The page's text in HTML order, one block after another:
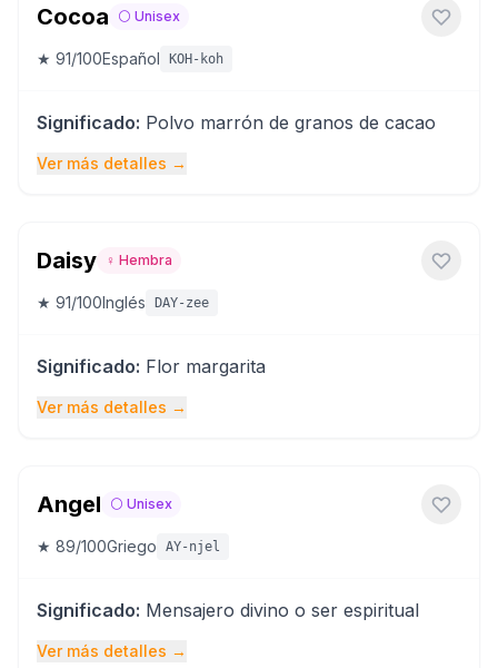
Cocoa ⚪ Unisex
★ 91/100Español KOH-koh
Significado: Polvo marrón de granos de cacao
Ver más detalles →
Daisy ♀️ Hembra
★ 91/100Inglés DAY-zee
Significado: Flor margarita
Ver más detalles →
Angel ⚪ Unisex
★ 89/100Griego AY-njel
Significado: Mensajero divino o ser espiritual
Ver más detalles →